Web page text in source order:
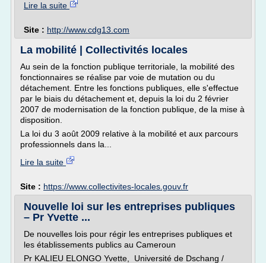
Lire la suite
Site : http://www.cdg13.com
La mobilité | Collectivités locales
Au sein de la fonction publique territoriale, la mobilité des
fonctionnaires se réalise par voie de mutation ou du
détachement. Entre les fonctions publiques, elle s'effectue
par le biais du détachement et, depuis la loi du 2 février
2007 de modernisation de la fonction publique, de la mise à
disposition.
La loi du 3 août 2009 relative à la mobilité et aux parcours
professionnels dans la...
Lire la suite
Site : https://www.collectivites-locales.gouv.fr
Nouvelle loi sur les entreprises publiques
– Pr Yvette ...
De nouvelles lois pour régir les entreprises publiques et
les établissements publics au Cameroun
Pr KALIEU ELONGO Yvette, Université de Dschang /